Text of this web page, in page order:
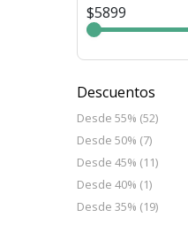
$5899
Descuentos
Desde 55% (52)
Desde 50% (7)
Desde 45% (11)
Desde 40% (1)
Desde 35% (19)